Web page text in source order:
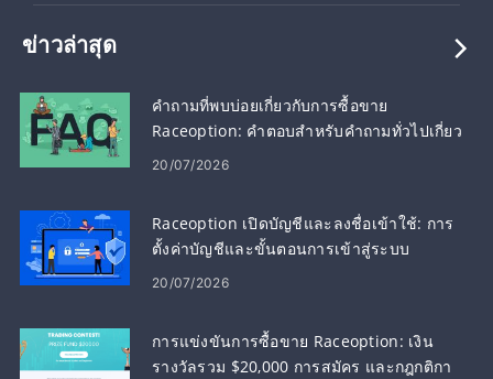
ข่าวล่าสุด
คำถามที่พบบ่อยเกี่ยวกับการซื้อขาย
Raceoption: คำตอบสำหรับคำถามทั่วไปเกี่ยว
กับการซื้อขาย
20/07/2026
Raceoption เปิดบัญชีและลงชื่อเข้าใช้: การ
ตั้งค่าบัญชีและขั้นตอนการเข้าสู่ระบบ
20/07/2026
การแข่งขันการซื้อขาย Raceoption: เงิน
รางวัลรวม $20,000 การสมัคร และกฎกติกา